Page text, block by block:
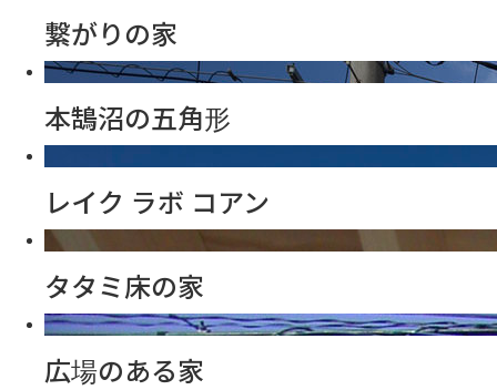
繋がりの家
本鵠沼の五角形
レイク ラボ コアン
タタミ床の家
広場のある家